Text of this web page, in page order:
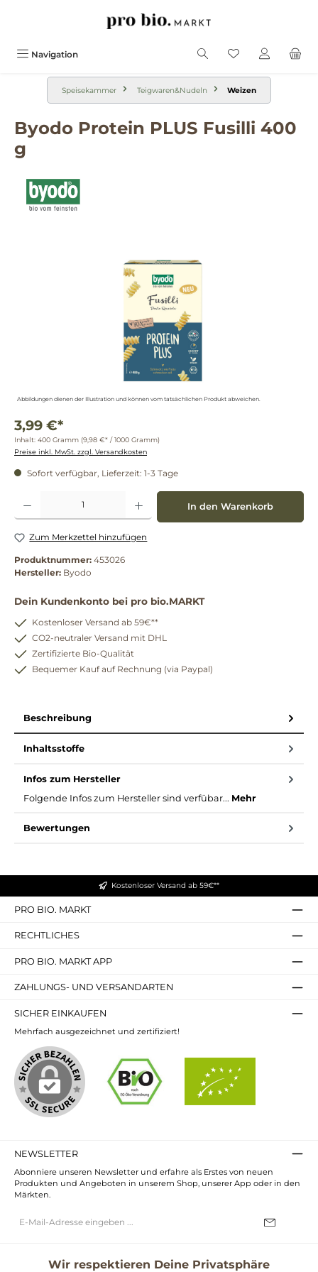
Navigation
Speisekammer Teigwaren&Nudeln Weizen
Byodo Protein PLUS Fusilli 400
g
Abbildungen dienen der Illustration und können vom tatsächlichen Produkt abweichen.
3,99 €*
Inhalt: 400 Gramm (9,98 €* / 1000 Gramm)
Preise inkl. MwSt. zzgl. Versandkosten
Sofort verfügbar, Lieferzeit: 1-3 Tage
Produkt Anzahl: Gib den gewünschten Wert ein oder benutze die Schaltflächen um
In den Warenkorb
Zum Merkzettel hinzufügen
Produktnummer: 453026
Hersteller: Byodo
Dein Kundenkonto bei pro bio.MARKT
Kostenloser Versand ab 59€**
CO2-neutraler Versand mit DHL
Zertifizierte Bio-Qualität
Bequemer Kauf auf Rechnung (via Paypal)
Beschreibung
Inhaltsstoffe
Infos zum Hersteller
Folgende Infos zum Hersteller sind verfübar... Mehr
Bewertungen
Kostenloser Versand ab 59€**
PRO BIO. MARKT
RECHTLICHES
PRO BIO. MARKT APP
ZAHLUNGS- UND VERSANDARTEN
SICHER EINKAUFEN
Mehrfach ausgezeichnet und zertifiziert!
NEWSLETTER
Abonniere unseren Newsletter und erfahre als Erstes von neuen
Produkten und Angeboten in unserem Shop, unserer App oder in den
Märkten.
Mail-
Wir respektieren Deine Privatsphäre